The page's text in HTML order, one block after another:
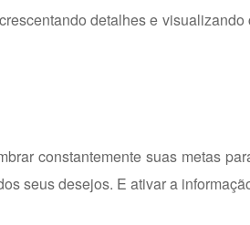
detalhes e
constantemente suas metas
seus desejos. E ativar a